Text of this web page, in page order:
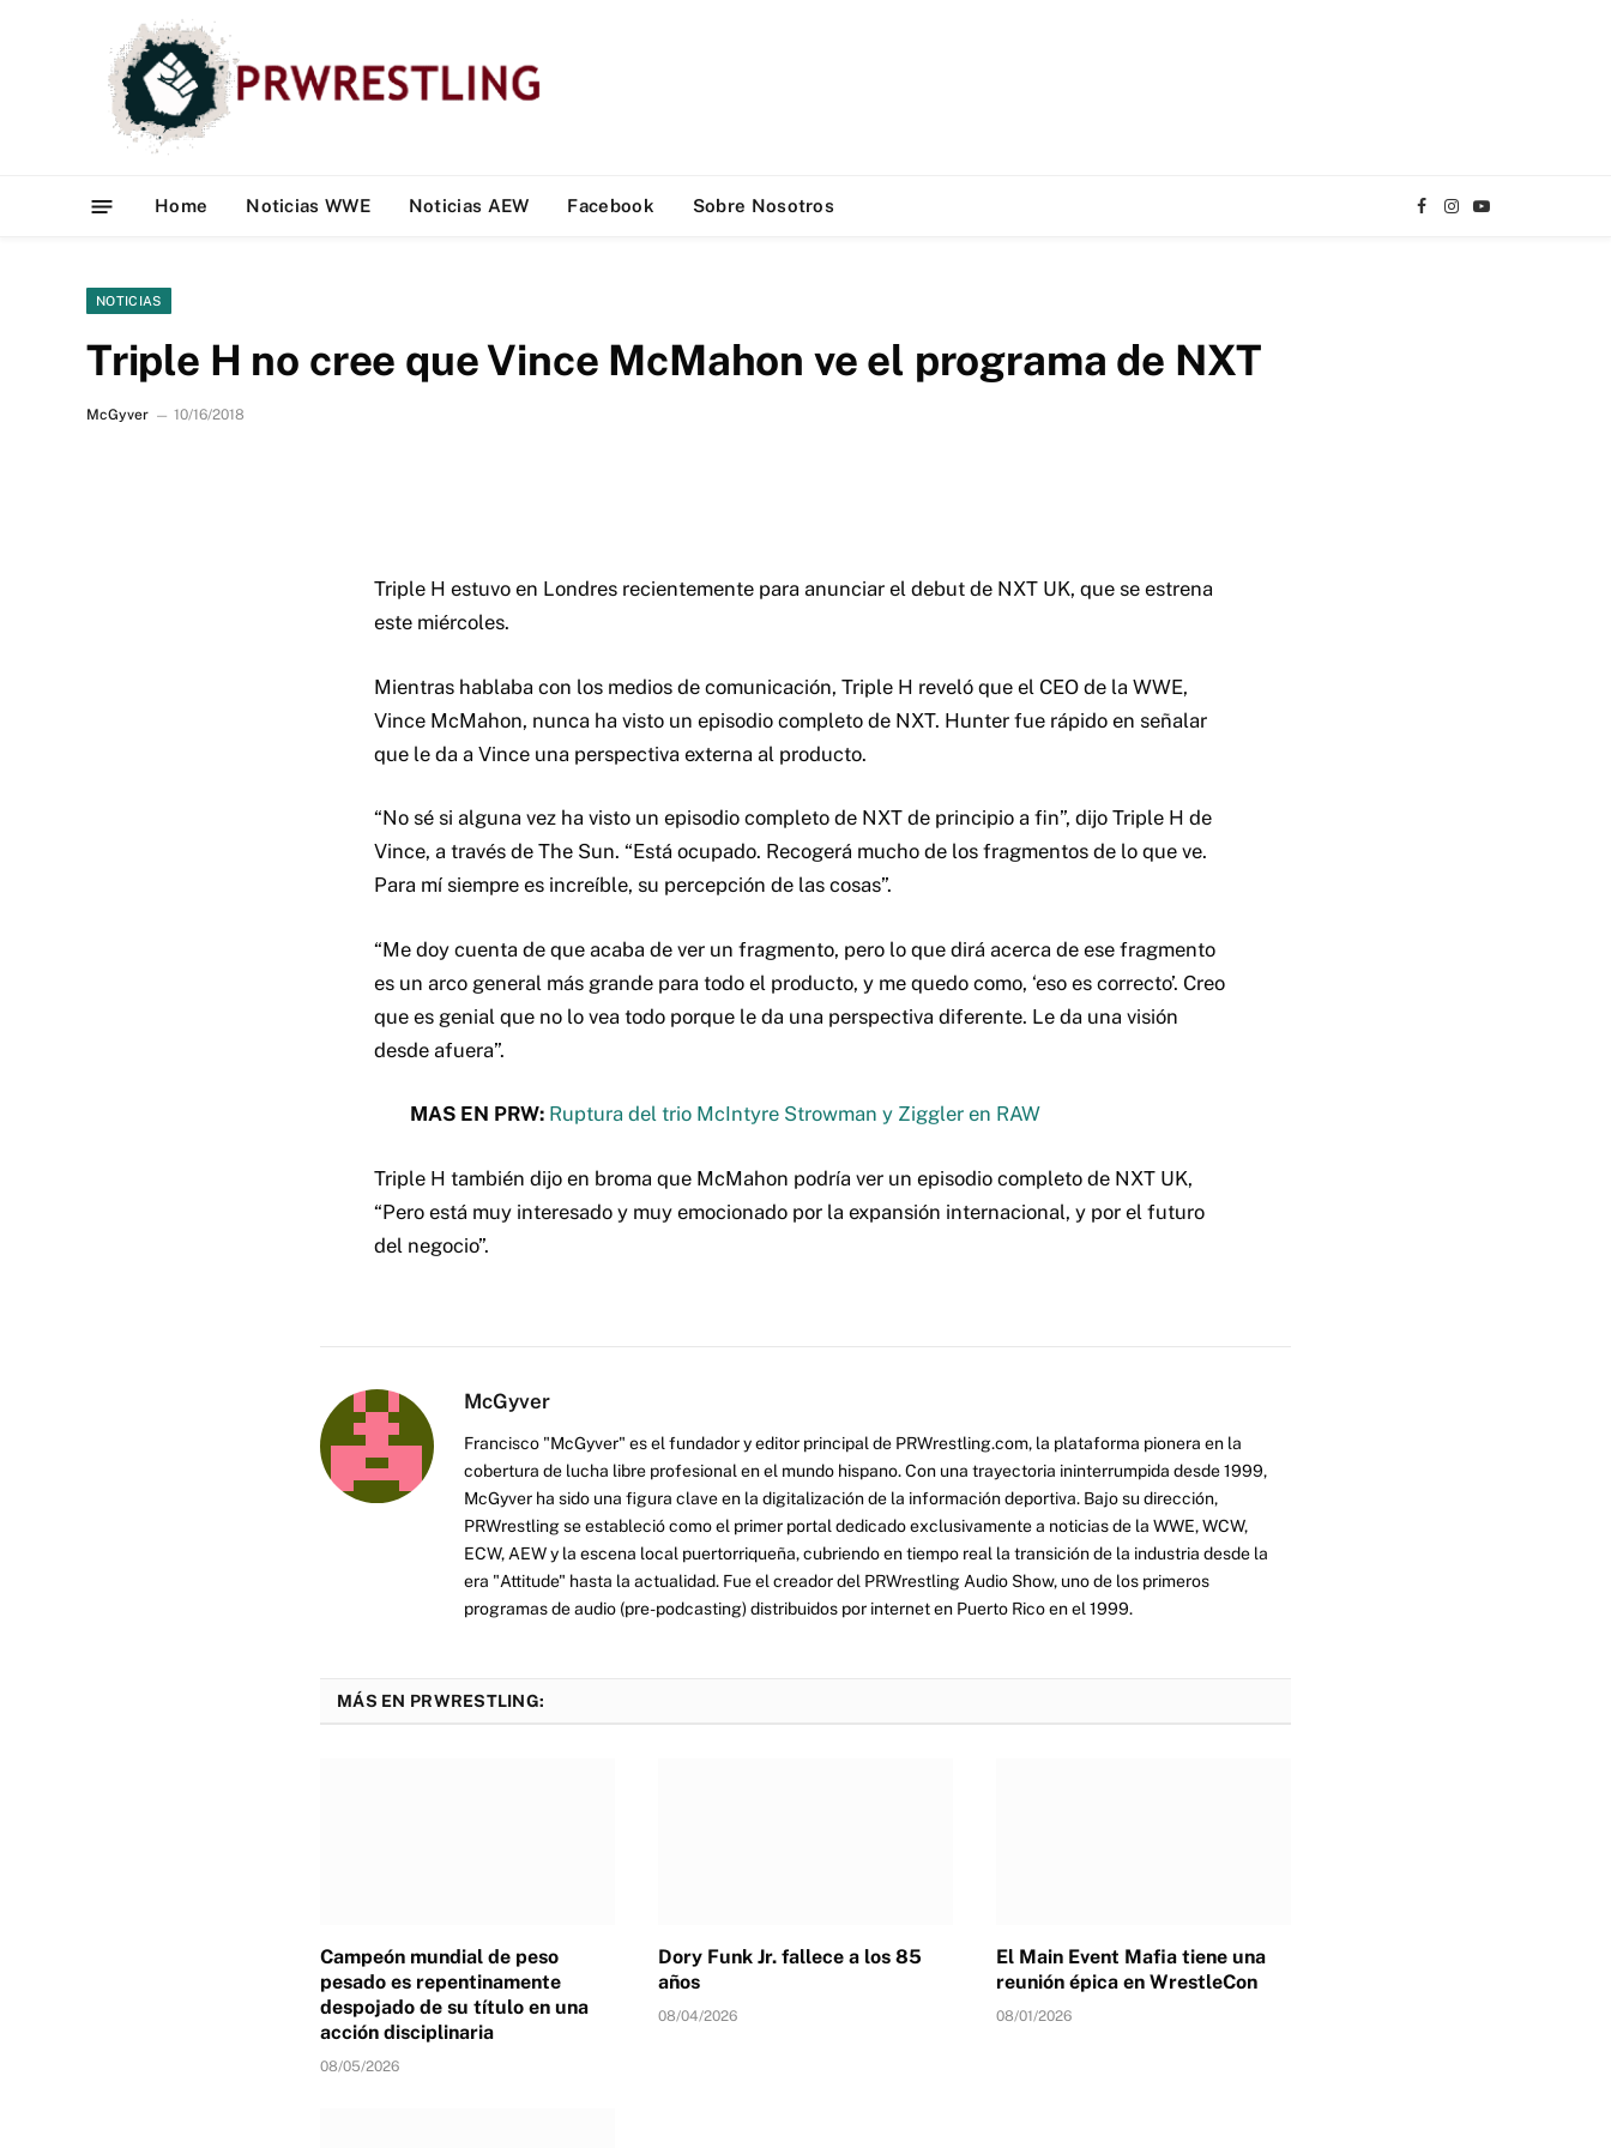
Home Noticias WWE Noticias AEW Facebook Sobre Nosotros
Facebook
Instagram
YouTube
NOTICIAS
Triple H no cree que Vince McMahon ve el programa de NXT
McGyver 10/16/2018
Triple H estuvo en Londres recientemente para anunciar el debut de NXT UK, que se estrena
este miércoles.
Mientras hablaba con los medios de comunicación, Triple H reveló que el CEO de la WWE,
Vince McMahon, nunca ha visto un episodio completo de NXT. Hunter fue rápido en señalar
que le da a Vince una perspectiva externa al producto.
“No sé si alguna vez ha visto un episodio completo de NXT de principio a fin”, dijo Triple H de
Vince, a través de The Sun. “Está ocupado. Recogerá mucho de los fragmentos de lo que ve.
Para mí siempre es increíble, su percepción de las cosas”.
“Me doy cuenta de que acaba de ver un fragmento, pero lo que dirá acerca de ese fragmento
es un arco general más grande para todo el producto, y me quedo como, ‘eso es correcto’. Creo
que es genial que no lo vea todo porque le da una perspectiva diferente. Le da una visión
desde afuera”.
MAS EN PRW: Ruptura del trio McIntyre Strowman y Ziggler en RAW
Triple H también dijo en broma que McMahon podría ver un episodio completo de NXT UK,
“Pero está muy interesado y muy emocionado por la expansión internacional, y por el futuro
del negocio”.
McGyver
Francisco "McGyver" es el fundador y editor principal de PRWrestling.com, la plataforma pionera en la
cobertura de lucha libre profesional en el mundo hispano. Con una trayectoria ininterrumpida desde 1999,
McGyver ha sido una figura clave en la digitalización de la información deportiva. Bajo su dirección,
PRWrestling se estableció como el primer portal dedicado exclusivamente a noticias de la WWE, WCW,
ECW, AEW y la escena local puertorriqueña, cubriendo en tiempo real la transición de la industria desde la
era "Attitude" hasta la actualidad. Fue el creador del PRWrestling Audio Show, uno de los primeros
programas de audio (pre-podcasting) distribuidos por internet en Puerto Rico en el 1999.
MÁS EN PRWRESTLING:
Campeón mundial de peso
pesado es repentinamente
despojado de su título en una
acción disciplinaria
08/05/2026
Dory Funk Jr. fallece a los 85
años
08/04/2026
El Main Event Mafia tiene una
reunión épica en WrestleCon
08/01/2026